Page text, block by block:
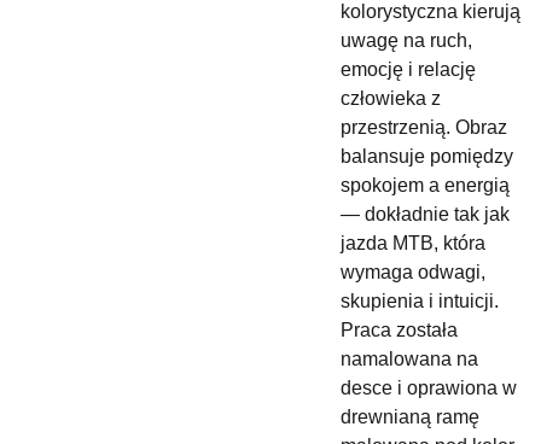
kolorystyczna kierują
uwagę na ruch,
emocję i relację
człowieka z
przestrzenią. Obraz
balansuje pomiędzy
spokojem a energią
— dokładnie tak jak
jazda MTB, która
wymaga odwagi,
skupienia i intuicji.
Praca została
namalowana na
desce i oprawiona w
drewnianą ramę